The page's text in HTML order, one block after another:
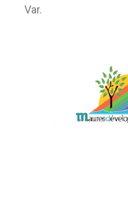
Var.